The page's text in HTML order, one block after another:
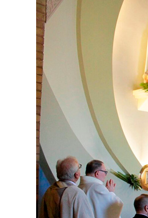
соборе
Успения
Пресвятой
Девы
Марии
в
Петербурге